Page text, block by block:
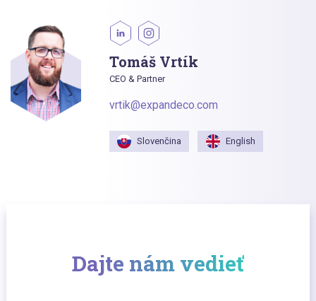
Tomáš Vrtík
CEO & Partner
vrtik@expandeco.com
Slovenčina English
Dajte nám vedieť